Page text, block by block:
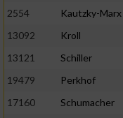
2554
Kautzky-Marx
13092
Kroll
13121
Schiller
19479
Perkhof
17160
Schumacher
Verwendung
IAB-Besonderheiten:
Verwendung